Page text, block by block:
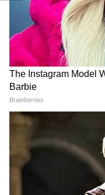
Related Articles
'আমি শুভেন্দু অধিকারী,
এইভাবে জড়িয়ে ধরলেন